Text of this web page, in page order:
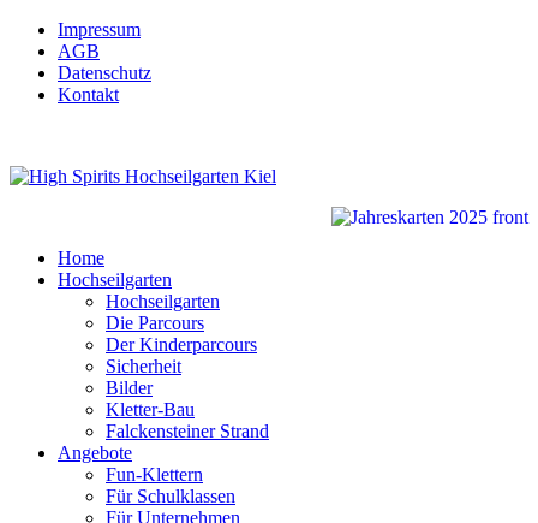
Impressum
AGB
Datenschutz
Kontakt
Home
Hochseilgarten
Hochseilgarten
Die Parcours
Der Kinderparcours
Sicherheit
Bilder
Kletter-Bau
Falckensteiner Strand
Angebote
Fun-Klettern
Für Schulklassen
Für Unternehmen